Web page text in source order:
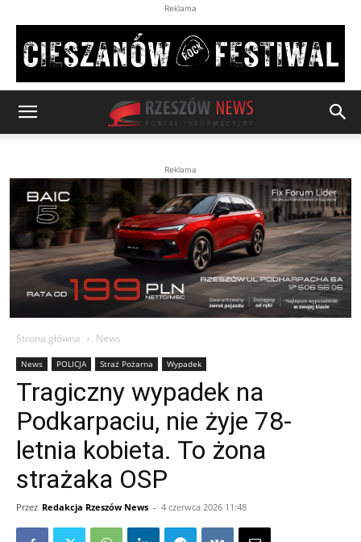
Reklama
Reklama
Strona główna News
News POLICJA Straż Pożarna Wypadek
Tragiczny wypadek na
Podkarpaciu, nie żyje 78-
letnia kobieta. To żona
strażaka OSP
Przez Redakcja Rzeszów News - 4 czerwca 2026 11:48